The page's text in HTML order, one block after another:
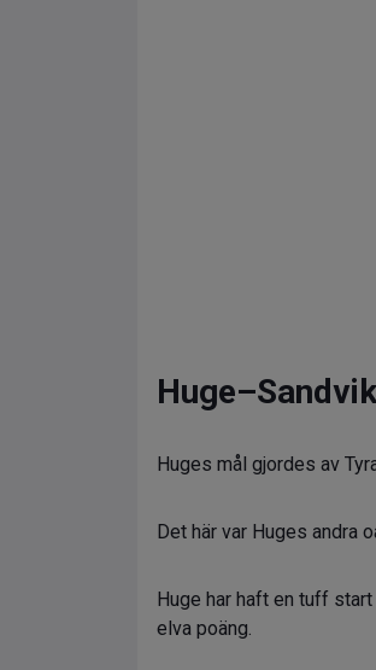
Huges mål gjordes av
Det här var Huges andra
Huge har haft en tuff
elva poäng.